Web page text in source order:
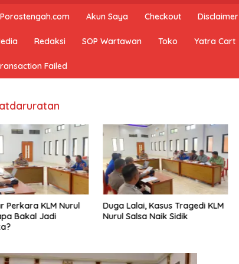
Akun Saya Checkout Disclaimer
Redaksi SOP Wartawan Toko Yatra Cart
Failed
Perkara KLM Nurul
Bakal Jadi
Duga Lalai, Kasus Tragedi KLM
Nurul Salsa Naik Sidik